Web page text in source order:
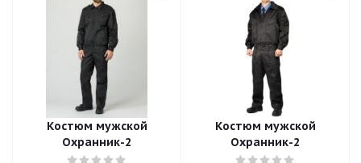
Костюм мужской
Охранник-2
Костюм мужской
Охранник-2